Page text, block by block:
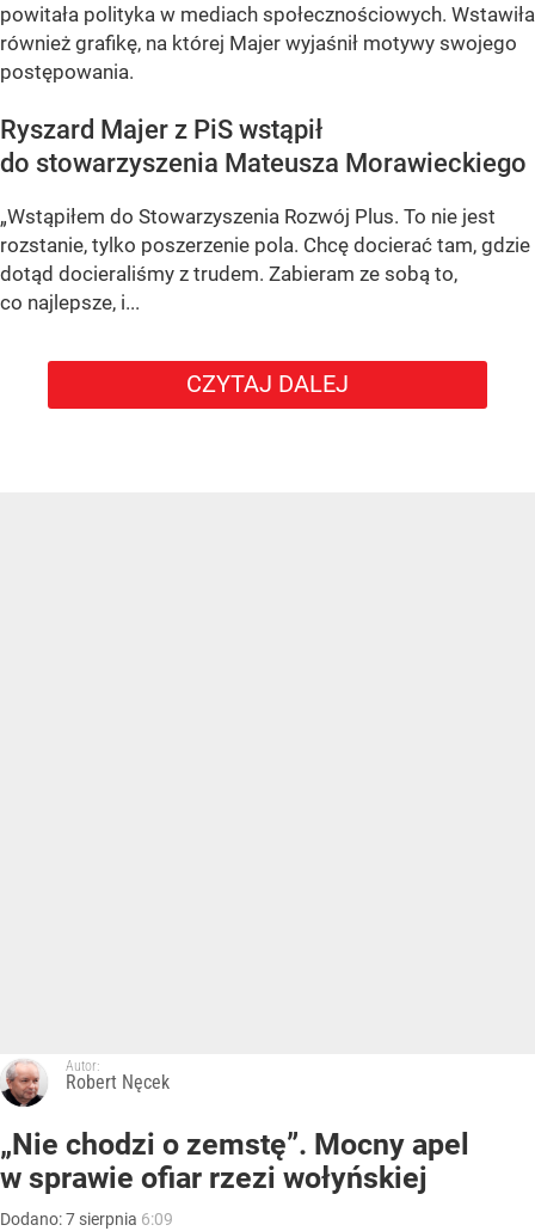
powitała polityka w mediach społecznościowych. Wstawiła
również grafikę, na której Majer wyjaśnił motywy swojego
postępowania.
Ryszard Majer z PiS wstąpił
do stowarzyszenia Mateusza Morawieckiego
„Wstąpiłem do Stowarzyszenia Rozwój Plus. To nie jest
rozstanie, tylko poszerzenie pola. Chcę docierać tam, gdzie
dotąd docieraliśmy z trudem. Zabieram ze sobą to,
co najlepsze, i...
CZYTAJ DALEJ
Autor:
Robert Nęcek
„Nie chodzi o zemstę”. Mocny apel
w sprawie ofiar rzezi wołyńskiej
Dodano:7 sierpnia 6:09